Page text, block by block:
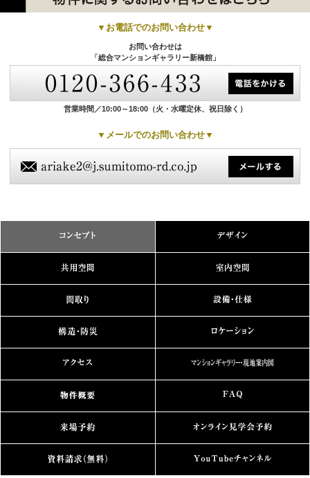
▼お電話でのお問い合わせ▼
お問い合わせは
「総合マンションギャラリー新橋館」
営業時間／10:00～18:00（火・水曜定休、祝日除く）
▼メールでのお問い合わせ▼